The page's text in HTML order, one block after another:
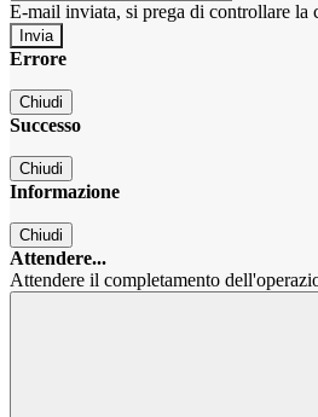
E-mail inviata, si prega di controllare la
Errore
Chiudi
Successo
Chiudi
Informazione
Chiudi
Attendere...
Attendere il completamento